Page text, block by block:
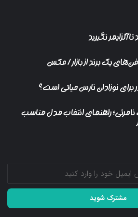
آلزایمر نگیرید
یک برند از بازار/ عکس
برای نوزادان نارس حیاتی است؟
راهنمای انتخاب مدل مناسب